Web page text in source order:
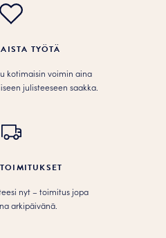
TYÖTÄ
kotimaisin voimin aina
julisteeseen saakka.
nyt – toimitus jopa
arkipäivänä.